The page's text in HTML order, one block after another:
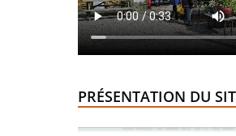
PRÉSENTATION DU